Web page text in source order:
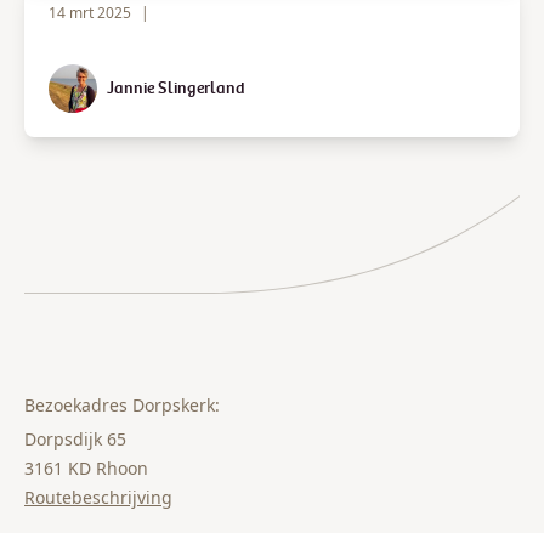
14 mrt 2025 |
Jannie Slingerland
Bezoekadres Dorpskerk:
Dorpsdijk 65
3161 KD Rhoon
Routebeschrijving